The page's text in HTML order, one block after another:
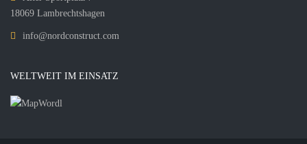
18069 Lambrechtshagen
info@nordconstruct.com
WELTWEIT IM EINSATZ